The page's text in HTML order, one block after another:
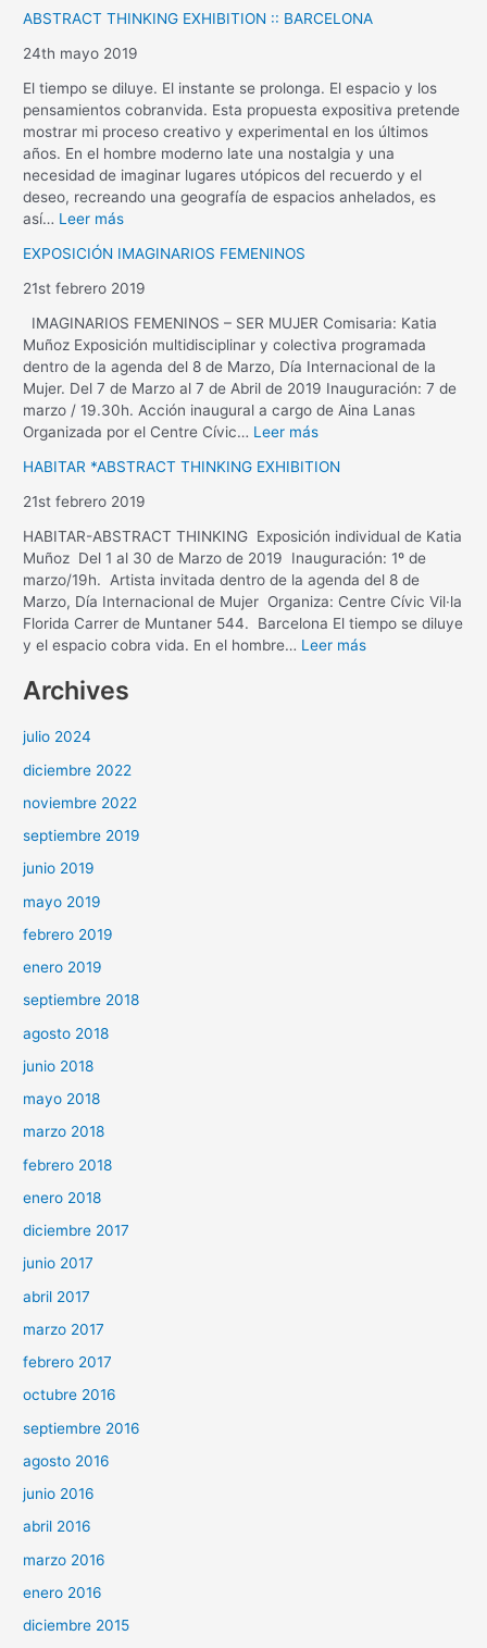
ABSTRACT THINKING EXHIBITION :: BARCELONA
24th mayo 2019
El tiempo se diluye. El instante se prolonga. El espacio y los
pensamientos cobranvida. Esta propuesta expositiva pretende
mostrar mi proceso creativo y experimental en los últimos
años. En el hombre moderno late una nostalgia y una
necesidad de imaginar lugares utópicos del recuerdo y el
deseo, recreando una geografía de espacios anhelados, es
así… Leer más
EXPOSICIÓN IMAGINARIOS FEMENINOS
21st febrero 2019
IMAGINARIOS FEMENINOS – SER MUJER Comisaria: Katia
Muñoz Exposición multidisciplinar y colectiva programada
dentro de la agenda del 8 de Marzo, Día Internacional de la
Mujer. Del 7 de Marzo al 7 de Abril de 2019 Inauguración: 7 de
marzo / 19.30h. Acción inaugural a cargo de Aina Lanas
Organizada por el Centre Cívic… Leer más
HABITAR *ABSTRACT THINKING EXHIBITION
21st febrero 2019
HABITAR-ABSTRACT THINKING Exposición individual de Katia
Muñoz Del 1 al 30 de Marzo de 2019 Inauguración: 1º de
marzo/19h. Artista invitada dentro de la agenda del 8 de
Marzo, Día Internacional de Mujer Organiza: Centre Cívic Vil·la
Florida Carrer de Muntaner 544. Barcelona El tiempo se diluye
y el espacio cobra vida. En el hombre… Leer más
Archives
julio 2024
diciembre 2022
noviembre 2022
septiembre 2019
junio 2019
mayo 2019
febrero 2019
enero 2019
septiembre 2018
agosto 2018
junio 2018
mayo 2018
marzo 2018
febrero 2018
enero 2018
diciembre 2017
junio 2017
abril 2017
marzo 2017
febrero 2017
octubre 2016
septiembre 2016
agosto 2016
junio 2016
abril 2016
marzo 2016
enero 2016
diciembre 2015